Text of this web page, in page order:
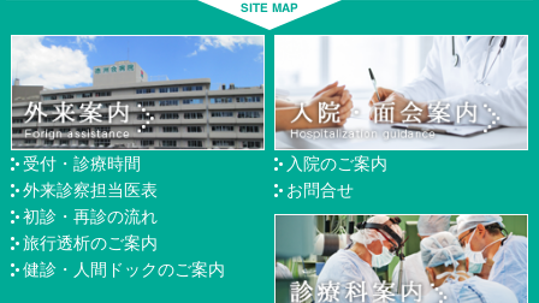
受付・診療時間
外来診察担当医表
初診・再診の流れ
旅行透析のご案内
健診・人間ドックのご案内
入院のご案内
お問合せ